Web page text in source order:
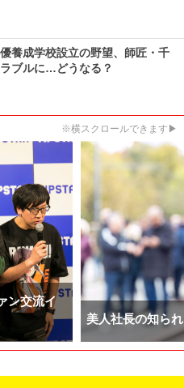
養成学校設立の野望、師匠・千
ブルに…どうなる？
※横スクロールできます▶
ン交流イ
美人社長の知ら